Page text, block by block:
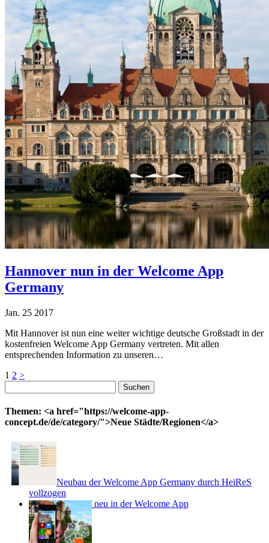
Hannover nun in der Welcome App
Germany
Jan. 25 2017
Mit Hannover ist nun eine weiter wichtige deutsche Großstadt in der
kostenfreien Welcome App Germany vertreten. Mit allen
entsprechenden Information zu unseren…
Seitennummerierung
der
Beiträge
1 2 >
nach:
Themen: <a href="https://welcome-app-
concept.de/de/category/">Neue Städte/Regionen</a>
Neubau der Welcome App Germany durch HeiReS
vollzogen
Stadt Düsseldorf neu in der Welcome App